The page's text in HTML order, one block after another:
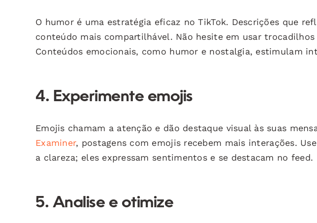
O humor é uma estratégia eficaz no TikTok. Descrições que
conteúdo mais compartilhável. Não hesite em usar
Conteúdos emocionais, como humor e nostalgia, estimulam
4. Experimente emojis
Emojis chamam a atenção e dão destaque visual às suas
Examiner, postagens com emojis recebem mais interações.
a clareza; eles expressam sentimentos e se destacam no feed.
5. Analise e otimize